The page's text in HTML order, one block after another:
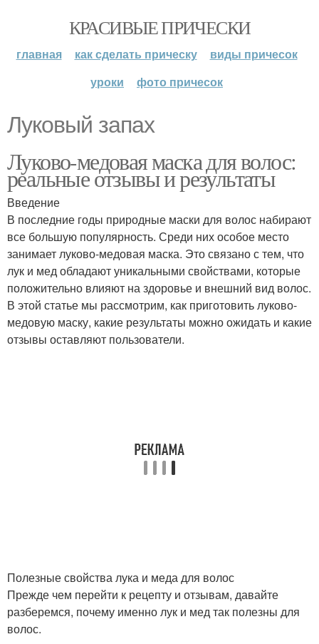
КРАСИВЫЕ ПРИЧЕСКИ
главная как сделать прическу
виды причесок
уроки
фото причесок
Луковый запах
Луково-медовая маска для волос:
реальные отзывы и результаты
Введение
В последние годы природные маски для волос набирают
все большую популярность. Среди них особое место
занимает луково-медовая маска. Это связано с тем, что
лук и мед обладают уникальными свойствами, которые
положительно влияют на здоровье и внешний вид волос.
В этой статье мы рассмотрим, как приготовить луково-
медовую маску, какие результаты можно ожидать и какие
отзывы оставляют пользователи.
Полезные свойства лука и меда для волос
Прежде чем перейти к рецепту и отзывам, давайте
разберемся, почему именно лук и мед так полезны для
волос.